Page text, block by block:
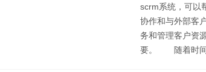
scrm系统，可以
协作和与外部客
务和管理客户资
要。 随着时间